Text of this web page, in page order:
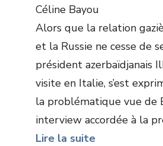
Céline Bayou
Alors que la relation
et la Russie ne cesse de
président azerbaïdjanais
visite en Italie, s’est
la problématique vue de
interview accordée à la
Lire la suite